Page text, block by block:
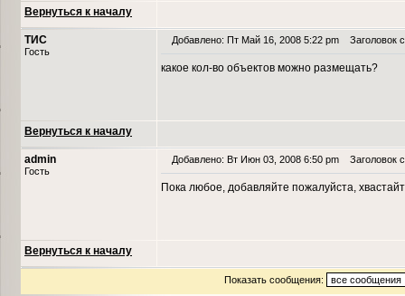
Вернуться к началу
ТИС
Гость
Добавлено: Пт Май 16, 2008 5:22 pm Заголовок
какое кол-во объектов можно размещать?
Вернуться к началу
admin
Гость
Добавлено: Вт Июн 03, 2008 6:50 pm Заголовок
Пока любое, добавляйте пожалуйста,
Вернуться к началу
Показать сообщения: